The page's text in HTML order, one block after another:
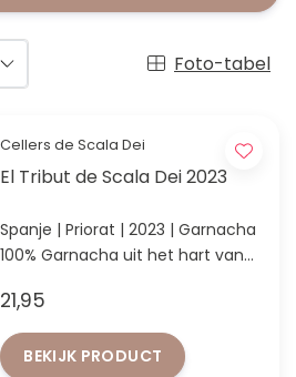
Foto-tabel
Cellers de Scala Dei
El Tribut de Scala Dei 2023
Spanje | Priorat | 2023 | Garnacha
100% Garnacha uit het hart van
21,95
BEKIJK PRODUCT